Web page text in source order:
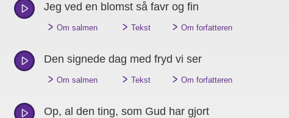
Jeg ved en blomst så favr og fin
" Om salmen " Tekst " Om forfatteren
Den signede dag med fryd vi ser
" Om salmen " Tekst " Om forfatteren
Op, al den ting, som Gud har gjort